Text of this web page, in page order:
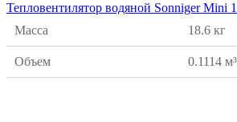
Тепловентилятор водяной Sonniger Mini
Масса
18.6 кг
Объем 0.1114 м³